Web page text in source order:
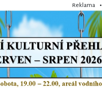
Reklama •